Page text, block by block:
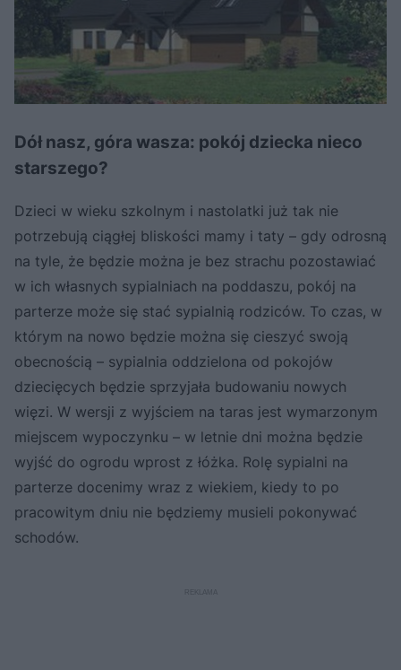
Dół nasz, góra wasza: pokój dziecka nieco
starszego?
Dzieci w wieku szkolnym i nastolatki już tak nie
potrzebują ciągłej bliskości mamy i taty – gdy odrosną
na tyle, że będzie można je bez strachu pozostawiać
w ich własnych sypialniach na poddaszu, pokój na
parterze może się stać sypialnią rodziców. To czas, w
którym na nowo będzie można się cieszyć swoją
obecnością – sypialnia oddzielona od pokojów
dziecięcych będzie sprzyjała budowaniu nowych
więzi. W wersji z wyjściem na taras jest wymarzonym
miejscem wypoczynku – w letnie dni można będzie
wyjść do ogrodu wprost z łóżka. Rolę sypialni na
parterze docenimy wraz z wiekiem, kiedy to po
pracowitym dniu nie będziemy musieli pokonywać
schodów.